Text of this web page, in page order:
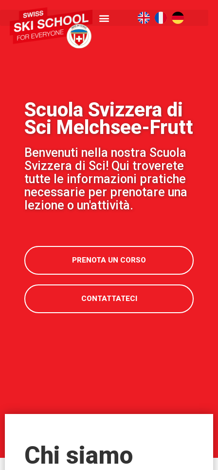
Scuola Svizzera di
Sci Melchsee-Frutt
Benvenuti nella nostra Scuola
Svizzera di Sci! Qui troverete
tutte le informazioni pratiche
necessarie per prenotare una
lezione o un'attività.
PRENOTA UN CORSO
CONTATTATECI
Chi siamo